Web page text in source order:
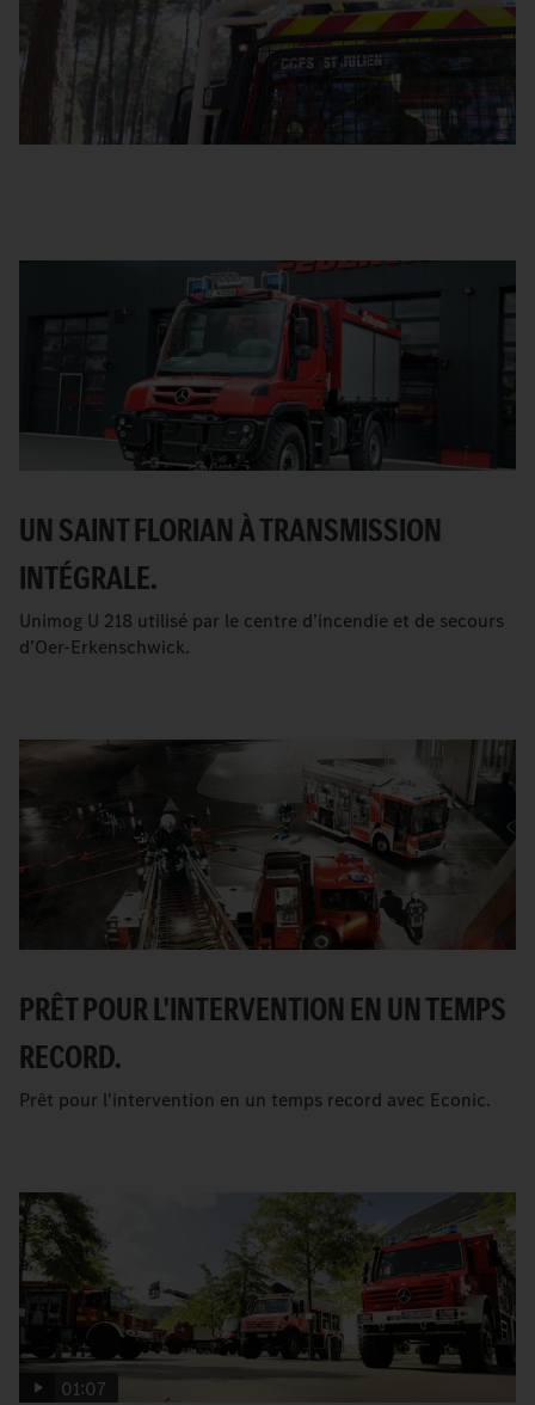
UN SAINT FLORIAN À TRANSMISSION
INTÉGRALE.
Unimog U 218 utilisé par le centre d’incendie et de secours
d’Oer-Erkenschwick.
PRÊT POUR L'INTERVENTION EN UN TEMPS
RECORD.
Prêt pour l'intervention en un temps record avec Econic.
01:07